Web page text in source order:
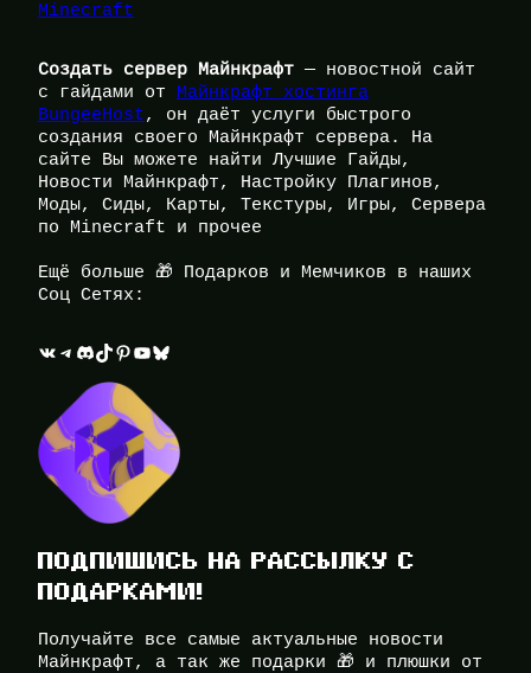
Minecraft
Создать сервер Майнкрафт — новостной сайт
с гайдами от
Майнкрафт хостинга
BungeeHost, он даёт услуги быстрого
создания своего Майнкрафт сервера. На
сайте Вы можете найти Лучшие Гайды,
Новости Майнкрафт, Настройку Плагинов,
Моды, Сиды, Карты, Текстуры, Игры, Сервера
по Minecraft и прочее
Ещё больше 🎁 Подарков и Мемчиков в наших
Соц Сетях:
ВКонтакте Telegram Discord TikTok Pinterest YouTube Bluesky
ПОДПИШИСЬ НА РАССЫЛКУ С
ПОДАРКАМИ!
Получайте все самые актуальные новости
Майнкрафт, а так же подарки 🎁 и плюшки от